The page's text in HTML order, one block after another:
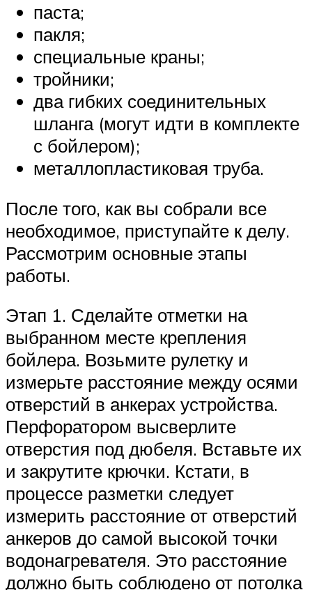
паста;
пакля;
специальные краны;
тройники;
два гибких соединительных
шланга (могут идти в комплекте
с бойлером);
металлопластиковая труба.
После того, как вы собрали все
необходимое, приступайте к делу.
Рассмотрим основные этапы
работы.
Этап 1. Сделайте отметки на
выбранном месте крепления
бойлера. Возьмите рулетку и
измерьте расстояние между осями
отверстий в анкерах устройства.
Перфоратором высверлите
отверстия под дюбеля. Вставьте их
и закрутите крючки. Кстати, в
процессе разметки следует
измерить расстояние от отверстий
анкеров до самой высокой точки
водонагревателя. Это расстояние
должно быть соблюдено от потолка